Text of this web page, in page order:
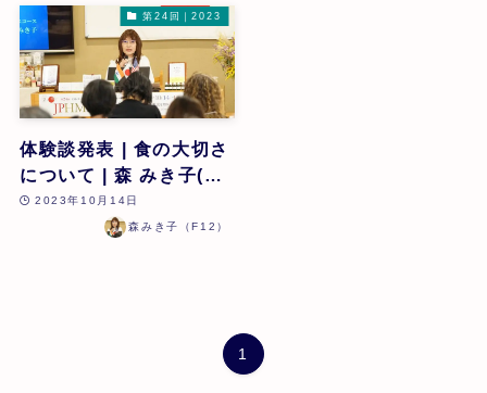
第24回｜2023
体験談発表 | 食の大切さ
について | 森 みき子(フ
ァミリーホメオパスコー
ス修了) | 第24回
2023年10月14日
森みき子（F12）
1